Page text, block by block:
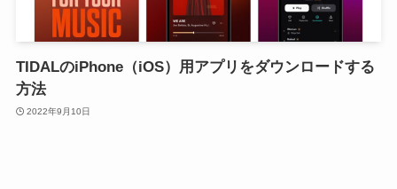
TIDALのiPhone（iOS）用アプリをダウンロードする
方法
2022年9月10日